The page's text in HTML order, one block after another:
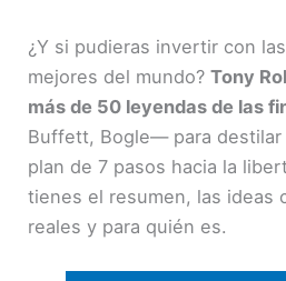
¿Y si pudieras invertir con
mejores del mundo?Tony
más de 50 leyendas de las
Buffett, Bogle— para
plan de 7 pasos hacia la
tienes el resumen, las ideas
reales y para quién es.